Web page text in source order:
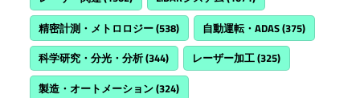
精密計測・メトロロジー(538) 自動運転・ADAS(375)
科学研究・分光・分析(344) レーザー加工(325)
製造・オートメーション(324)